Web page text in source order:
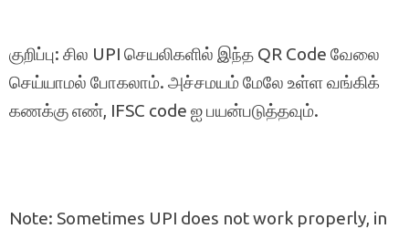
குறிப்பு: சில UPI செயலிகளில் இந்த QR Code வேலை
செய்யாமல் போகலாம். அச்சமயம் மேலே உள்ள வங்கிக்
கணக்கு எண், IFSC code ஐ பயன்படுத்தவும்.
Note: Sometimes UPI does not work properly, in